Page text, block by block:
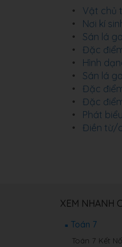
Vật chủ
Nơi kí
Sán lá
Đặc
Hình
Sán lá
Đặc
Đặc
Phát
Điền từ/
XEM NHANH
Toán 7
Toán 7 Kết